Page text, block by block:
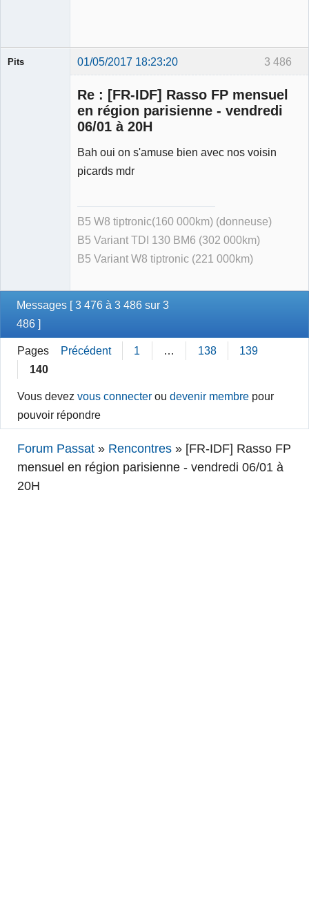
3 486
Pits 01/05/2017 18:23:20
Re : [FR-IDF] Rasso FP mensuel
en région parisienne - vendredi
06/01 à 20H
Bah oui on s'amuse bien avec nos voisin
picards mdr
B5 W8 tiptronic(160 000km) (donneuse)
B5 Variant TDI 130 BM6 (302 000km)
B5 Variant W8 tiptronic (221 000km)
Messages [ 3 476 à 3 486 sur 3
486 ]
Pages Précédent 1 … 138
139
140
Vous devezvous connecter oudevenir membre pour
pouvoir répondre
Forum Passat » Rencontres » [FR-IDF] Rasso FP
mensuel en région parisienne - vendredi 06/01 à
20H